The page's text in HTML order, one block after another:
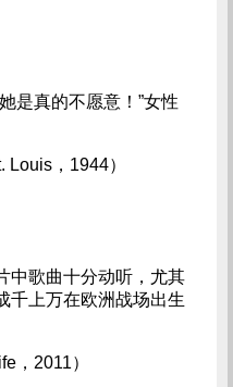
是真的不愿意！”女性
Louis，1944）
中歌曲十分动听，尤其
千上万在欧洲战场出生
，2011）